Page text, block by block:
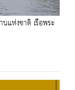
แห่งชาติ เรือพระ